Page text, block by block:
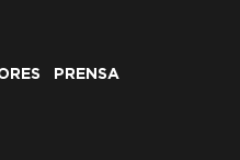
PRENSA